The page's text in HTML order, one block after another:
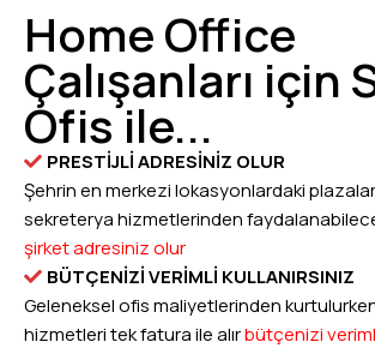
Home Office
Çalışanları için
Ofis ile...
PRESTİJLİ ADRESİNİZ OLUR
Şehrin en merkezi lokasyonlardaki
sekreterya hizmetlerinden
şirket adresiniz olur
BÜTÇENİZİ VERİMLİ KULLANIRSINIZ
Geleneksel ofis maliyetlerinden
hizmetleri tek fatura ile alırbütçenizi verimli